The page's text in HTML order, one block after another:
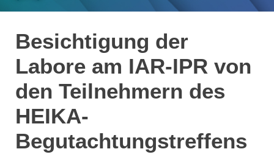
Besichtigung der
Labore am IAR-IPR von
den Teilnehmern des
HEIKA-
Begutachtungstreffens